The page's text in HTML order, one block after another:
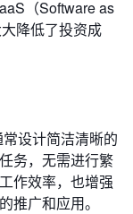
（Software as
降低了投资成
设计简洁清晰的
务，无需进行繁
作效率，也增强
推广和应用。